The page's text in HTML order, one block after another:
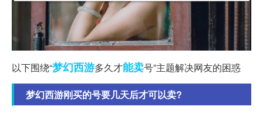
以下围绕“梦幻西游多久才能卖号”主题解决网友的困惑
梦幻西游刚买的号要几天后才可以卖?